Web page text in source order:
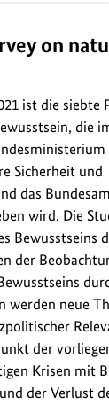
on
ist die siebte
die
Sicherheit und
das
wird. Die
Bewusstseins
der
werden neue
der
Krisen mit
der Verlust